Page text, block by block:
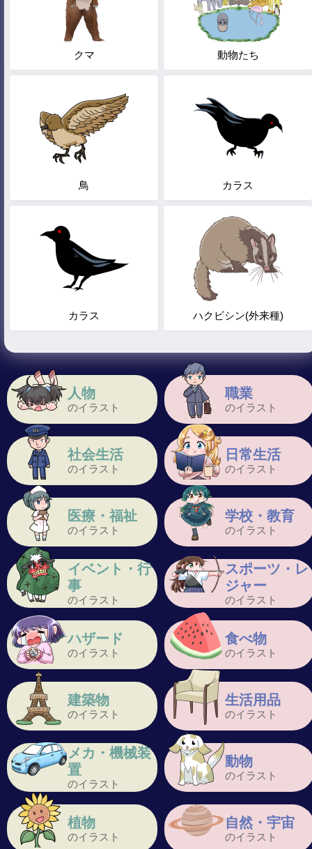
人物
のイラスト
職業
のイラスト
社会生活
のイラスト
日常生活
のイラスト
医療・福祉
のイラスト
学校・教育
のイラスト
イベント・行
事
のイラスト
スポーツ・レ
ジャー
のイラスト
ハザード
のイラスト
食べ物
のイラスト
建築物
のイラスト
生活用品
のイラスト
メカ・機械装
置
のイラスト
動物
のイラスト
植物
のイラスト
自然・宇宙
のイラスト
クマ 動物たち
鳥 カラス
カラス ハクビシン(外来種)